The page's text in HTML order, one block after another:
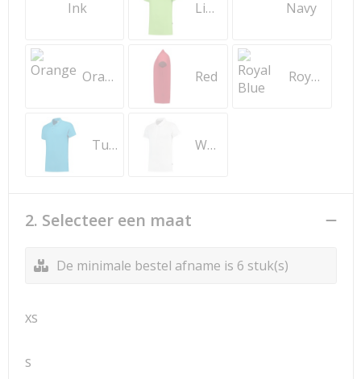
Ink Lime Navy
Orange Red Royal Blue
Turquoise White
2. Selecteer een maat
De minimale bestel afname is 6 stuk(s)
XS
S